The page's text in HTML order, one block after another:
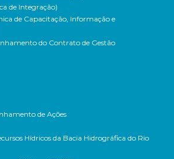
de Integração)
de Capacitação, Informação e
do Contrato de Gestão
de Ações
Hídricos da Bacia Hidrográfica do Rio